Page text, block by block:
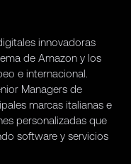
innovadoras
de Amazon y los
e internacional.
Managers de
marcas italianas e
personalizadas que
software y servicios